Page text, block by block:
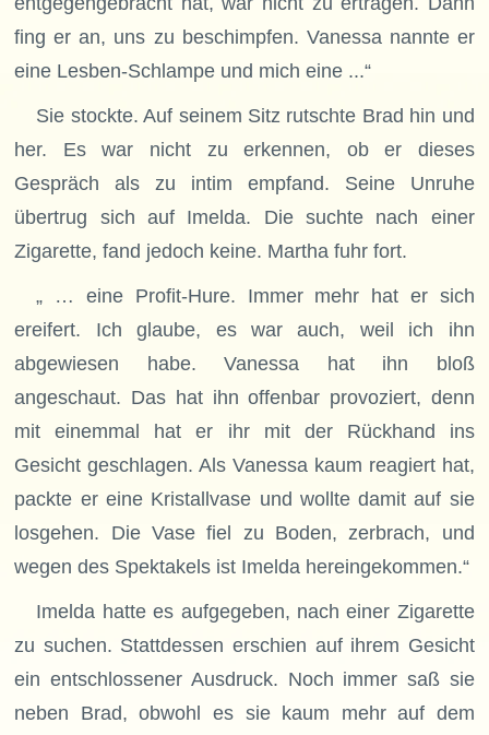
fing er an, uns zu beschimpfen. Vanessa nannte er
eine Lesben-Schlampe und mich eine ...“
Sie stockte. Auf seinem Sitz rutschte Brad hin und
her. Es war nicht zu erkennen, ob er dieses
Gespräch als zu intim empfand. Seine Unruhe
übertrug sich auf Imelda. Die suchte nach einer
Zigarette, fand jedoch keine. Martha fuhr fort.
„ … eine Profit-Hure. Immer mehr hat er sich
ereifert. Ich glaube, es war auch, weil ich ihn
abgewiesen habe. Vanessa hat ihn bloß
angeschaut. Das hat ihn offenbar provoziert, denn
mit einemmal hat er ihr mit der Rückhand ins
Gesicht geschlagen. Als Vanessa kaum reagiert hat,
packte er eine Kristallvase und wollte damit auf sie
losgehen. Die Vase fiel zu Boden, zerbrach, und
wegen des Spektakels ist Imelda hereingekommen.“
Imelda hatte es aufgegeben, nach einer Zigarette
zu suchen. Stattdessen erschien auf ihrem Gesicht
ein entschlossener Ausdruck. Noch immer saß sie
neben Brad, obwohl es sie kaum mehr auf dem